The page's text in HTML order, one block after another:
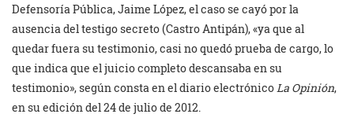
Defensoría Pública, Jaime López, el caso se cayó por la
ausencia del testigo secreto (Castro Antipán), «ya que al
quedar fuera su testimonio, casi no quedó prueba de cargo, lo
que indica que el juicio completo descansaba en su
testimonio», según consta en el diario electrónico La Opinión,
en su edición del 24 de julio de 2012.